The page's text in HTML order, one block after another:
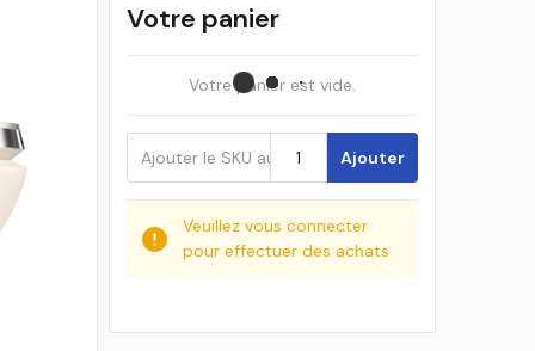
Votre panier
Votre panier est vide.
Ajouter
Veuillez vous connecter
pour effectuer des achats